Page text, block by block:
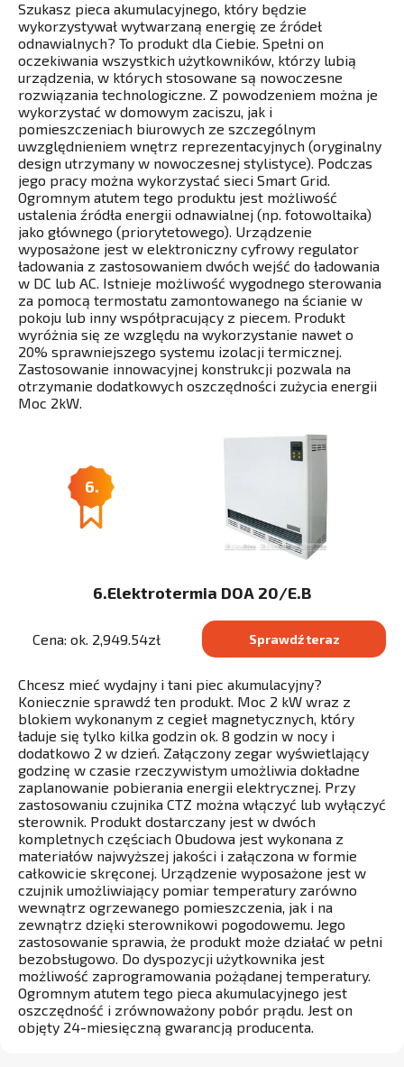
Szukasz pieca akumulacyjnego, który będzie
wykorzystywał wytwarzaną energię ze źródeł
odnawialnych? To produkt dla Ciebie. Spełni on
oczekiwania wszystkich użytkowników, którzy lubią
urządzenia, w których stosowane są nowoczesne
rozwiązania technologiczne. Z powodzeniem można je
wykorzystać w domowym zaciszu, jak i
pomieszczeniach biurowych ze szczególnym
uwzględnieniem wnętrz reprezentacyjnych (oryginalny
design utrzymany w nowoczesnej stylistyce). Podczas
jego pracy można wykorzystać sieci Smart Grid.
Ogromnym atutem tego produktu jest możliwość
ustalenia źródła energii odnawialnej (np. fotowoltaika)
jako głównego (priorytetowego). Urządzenie
wyposażone jest w elektroniczny cyfrowy regulator
ładowania z zastosowaniem dwóch wejść do ładowania
w DC lub AC. Istnieje możliwość wygodnego sterowania
za pomocą termostatu zamontowanego na ścianie w
pokoju lub inny współpracujący z piecem. Produkt
wyróżnia się ze względu na wykorzystanie nawet o
20% sprawniejszego systemu izolacji termicznej.
Zastosowanie innowacyjnej konstrukcji pozwala na
otrzymanie dodatkowych oszczędności zużycia energii
Moc 2kW.
6.
6.Elektrotermia DOA 20/E.B
Cena: ok. 2,949.54zł Sprawdź teraz
Chcesz mieć wydajny i tani piec akumulacyjny?
Koniecznie sprawdź ten produkt. Moc 2 kW wraz z
blokiem wykonanym z cegieł magnetycznych, który
ładuje się tylko kilka godzin ok. 8 godzin w nocy i
dodatkowo 2 w dzień. Załączony zegar wyświetlający
godzinę w czasie rzeczywistym umożliwia dokładne
zaplanowanie pobierania energii elektrycznej. Przy
zastosowaniu czujnika CTZ można włączyć lub wyłączyć
sterownik. Produkt dostarczany jest w dwóch
kompletnych częściach Obudowa jest wykonana z
materiałów najwyższej jakości i załączona w formie
całkowicie skręconej. Urządzenie wyposażone jest w
czujnik umożliwiający pomiar temperatury zarówno
wewnątrz ogrzewanego pomieszczenia, jak i na
zewnątrz dzięki sterownikowi pogodowemu. Jego
zastosowanie sprawia, że produkt może działać w pełni
bezobsługowo. Do dyspozycji użytkownika jest
możliwość zaprogramowania pożądanej temperatury.
Ogromnym atutem tego pieca akumulacyjnego jest
oszczędność i zrównoważony pobór prądu. Jest on
objęty 24-miesięczną gwarancją producenta.